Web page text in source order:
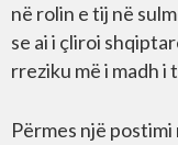
në rolin e tij në
se ai i çliroi
rreziku më i madh i
Përmes një